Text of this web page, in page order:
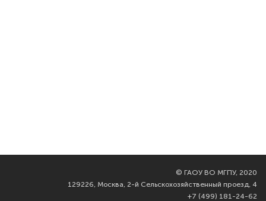
© ГАОУ ВО МГПУ, 2020
129226, Москва, 2-й Сельскохозяйственный проезд, 4
+7 (499) 181-24-62